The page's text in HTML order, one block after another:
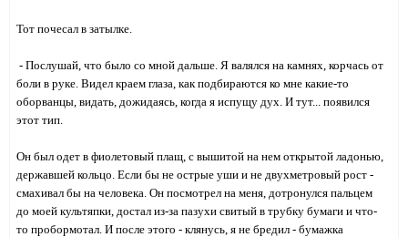
Тот почесал в затылке.
- Послушай, что было со мной дальше. Я валялся на камнях, корчась от
боли в руке. Видел краем глаза, как подбираются ко мне какие-то
оборванцы, видать, дожидаясь, когда я испущу дух. И тут... появился
этот тип.
Он был одет в фиолетовый плащ, с вышитой на нем открытой ладонью,
державшей кольцо. Если бы не острые уши и не двухметровый рост -
смахивал бы на человека. Он посмотрел на меня, дотронулся пальцем
до моей культяпки, достал из-за пазухи свитый в трубку бумаги и что-
то пробормотал. И после этого - клянусь, я не бредил - бумажка